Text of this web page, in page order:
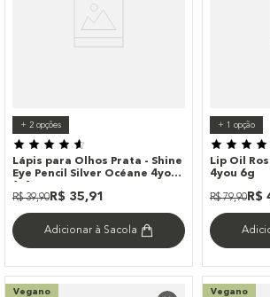
+ 2opções
Lápis para Olhos Prata - Shine
Eye Pencil Silver Océane 4you
R$ 39,90R$ 35,91
Adicionar à Sacola
+ 1 opção
Lip Oil
4you 6g
R$ 79,90R$
Vegano Vegano